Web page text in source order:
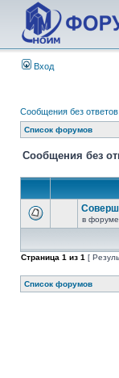
Вход
Сообщения без ответов
Список форумов
Сообщения без
в форуме
Страница 1 из 1 [
Список форумов